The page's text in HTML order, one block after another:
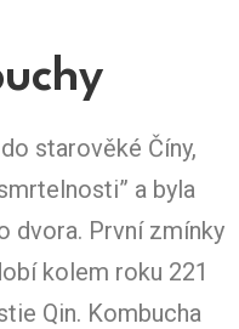
starověké Číny,
a byla
dvora. První zmínky
kolem roku 221
Qin. Kombucha